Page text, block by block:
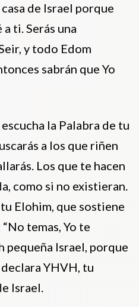
de Israel porque
ti. Serás una
y todo Edom
sabrán que Yo
la Palabra de tu
a los que riñen
Los que te hacen
como si no existieran.
Elohim, que sostiene
temas, Yo te
pequeña Israel, porque
YHVH, tu
Israel.